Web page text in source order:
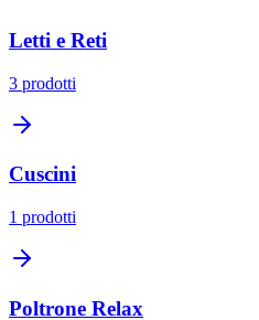
Letti e Reti
3 prodotti
Cuscini
1 prodotti
Poltrone Relax